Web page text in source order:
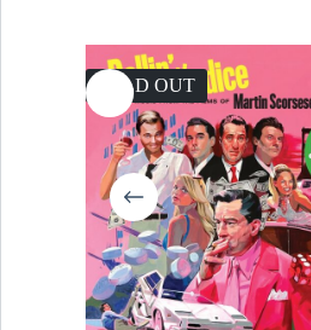
SOLD OUT